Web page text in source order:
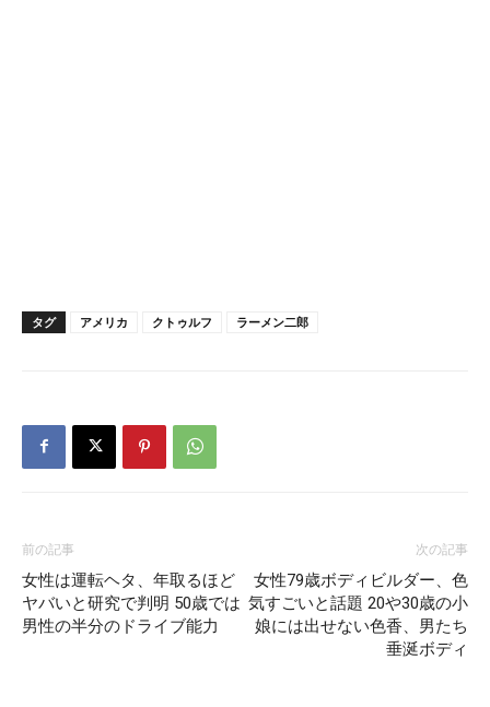
タグ アメリカ クトゥルフ ラーメン二郎
前の記事
女性は運転ヘタ、年取るほど
ヤバいと研究で判明 50歳では
男性の半分のドライブ能力
次の記事
女性79歳ボディビルダー、色
気すごいと話題 20や30歳の小
娘には出せない色香、男たち
垂涎ボディ